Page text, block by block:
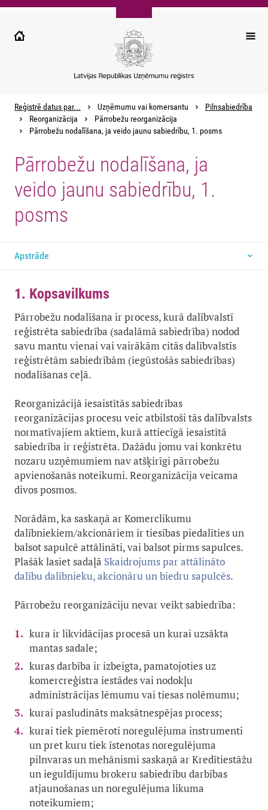
Pārlekt
galveno
Reģistrē datus par... Uzņēmumu vai komersantu
Pilnsabiedrība
Reorganizācija
Pārrobežu reorganizācija
Pārrobežu nodalīšana, ja veido jaunu sabiedrību, 1. posms
Pārrobežu nodalīšana, ja
veido jaunu sabiedrību, 1.
posms
Apstrāde
1. Kopsavilkums
Pārrobežu nodalīšana ir process, kurā dalībvalstī
reģistrēta sabiedrība (sadalāmā sabiedrība) nodod
savu mantu vienai vai vairākām citās dalībvalstīs
reģistrētām sabiedrībām (iegūstošās sabiedrības)
nodalīšanas ceļā.
Reorganizācijā iesaistītās sabiedrības
reorganizācijas procesu veic atbilstoši tās dalībvalsts
normatīvajiem aktiem, kurā attiecīgā iesaistītā
sabiedrība ir reģistrēta. Dažādu jomu vai konkrētu
nozaru uzņēmumiem nav atšķirīgi pārrobežu
apvienošanās noteikumi. Reorganizācija veicama
divos posmos.
Norādām, ka saskaņā ar Komerclikumu
dalībniekiem/akcionāriem ir tiesības piedalīties un
balsot sapulcē attālināti, vai balsot pirms sapulces.
Plašāk lasiet sadaļā Skaidrojums par attālināto
dalību dalībnieku, akcionāru un biedru sapulcēs.
Pārrobežu reorganizāciju nevar veikt sabiedrība:
kura ir likvidācijas procesā un kurai uzsākta
mantas sadale;
kuras darbība ir izbeigta, pamatojoties uz
komercreģistra iestādes vai nodokļu
administrācijas lēmumu vai tiesas nolēmumu;
kurai pasludināts maksātnespējas process;
kurai tiek piemēroti noregulējuma instrumenti
un pret kuru tiek īstenotas noregulējuma
pilnvaras un mehānismi saskaņā ar Kredītiestāžu
un ieguldījumu brokeru sabiedrību darbības
atjaunošanas un noregulējuma likuma
noteikumiem;